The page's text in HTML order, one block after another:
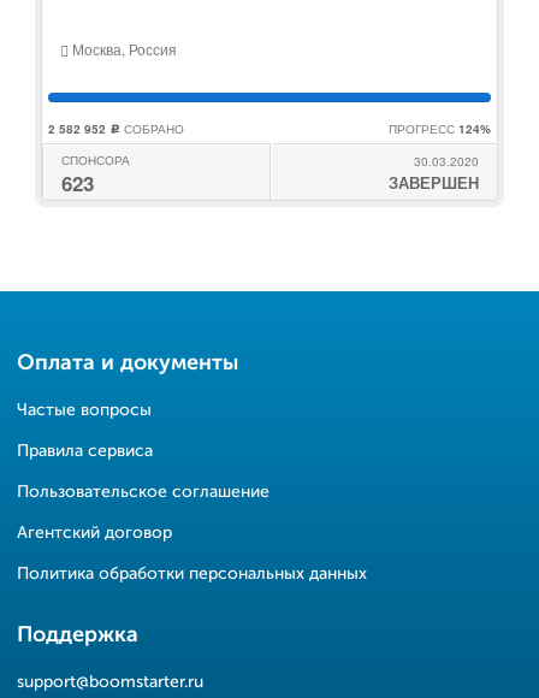
Москва, Россия
2 582 952 c СОБРАНО ПРОГРЕСС 124%
СПОНСОРА
623
30.03.2020
ЗАВЕРШЕН
Оплата и документы
Частые вопросы
Правила сервиса
Пользовательское соглашение
Агентский договор
Политика обработки персональных данных
Поддержка
support@boomstarter.ru